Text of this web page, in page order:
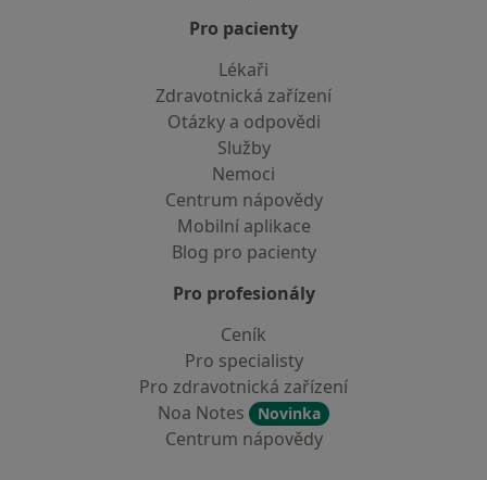
Pro pacienty
Lékaři
Zdravotnická zařízení
Otázky a odpovědi
Služby
Nemoci
Centrum nápovědy
Mobilní aplikace
Blog pro pacienty
Pro profesionály
Ceník
Pro specialisty
Pro zdravotnická zařízení
Noa Notes
Novinka
Centrum nápovědy